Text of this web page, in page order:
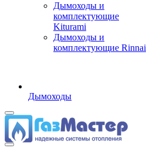
Дымоходы и
комплектующие
Kiturami
Дымоходы и
комплектующие Rinnai
Дымоходы